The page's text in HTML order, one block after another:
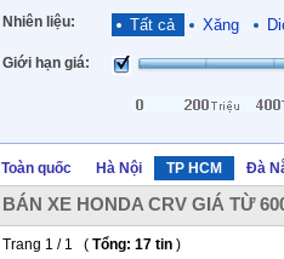
Nhiên liệu: Tất cả Xăng
Giới hạn giá:
Toàn quốc Hà Nội TP HCM Đà
BÁN XE HONDA CRV GIÁ TỪ
Trang 1 / 1 ( Tổng: 17 tin )